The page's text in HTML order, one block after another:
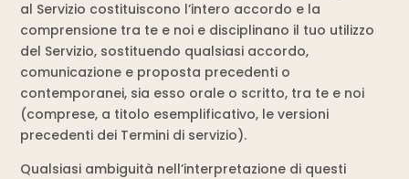
al Servizio costituiscono l’intero accordo e la
comprensione tra te e noi e disciplinano il tuo utilizzo
del Servizio, sostituendo qualsiasi accordo,
comunicazione e proposta precedenti o
contemporanei, sia esso orale o scritto, tra te e noi
(comprese, a titolo esemplificativo, le versioni
precedenti dei Termini di servizio).
Qualsiasi ambiguità nell’interpretazione di questi